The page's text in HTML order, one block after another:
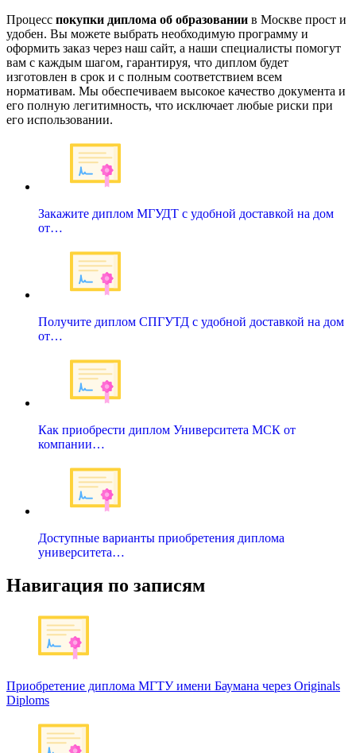
Процесс покупки диплома об образовании в Москве прост и
удобен. Вы можете выбрать необходимую программу и
оформить заказ через наш сайт, а наши специалисты помогут
вам с каждым шагом, гарантируя, что диплом будет
изготовлен в срок и с полным соответствием всем
нормативам. Мы обеспечиваем высокое качество документа и
его полную легитимность, что исключает любые риски при
его использовании.
Закажите диплом МГУДТ с удобной доставкой на дом
от…
Получите диплом СПГУТД с удобной доставкой на дом
от…
Как приобрести диплом Университета МСК от
компании…
Доступные варианты приобретения диплома
университета…
Навигация по записям
Приобретение диплома МГТУ имени Баумана через Originals
Diploms